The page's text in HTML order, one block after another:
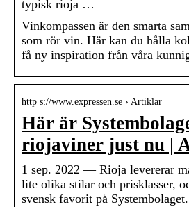
typisk rioja …
Vinkompassen är den smarta
som rör vin. Här kan du hålla
få ny inspiration från våra
http s://www.expressen.se › Artiklar
Här är
riojaviner just nu |
1 sep. 2022 — Rioja levererar
lite olika stilar och prisklasser,
svensk favorit på Systembolaget.